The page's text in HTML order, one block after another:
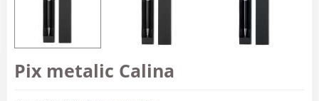
Pix metalic Calina